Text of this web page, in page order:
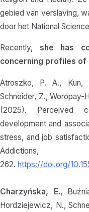
gebied van verslaving,
door het National
Recently, she has
concerning profiles of
Atroszko, P. A., Kun,
Schneider, Z.,
(2025). Perceived
development and
stress, and job
262. https://doi.org/
Charzyńska, E.,
Hordziejewicz, N.,